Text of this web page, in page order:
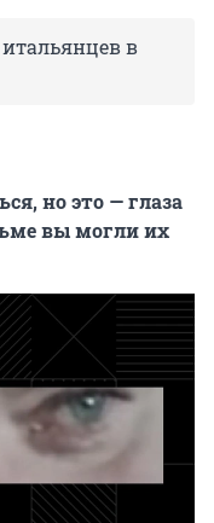
в
но это — глаза
вы могли их